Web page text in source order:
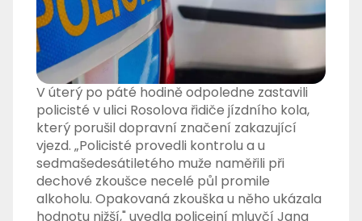
V úterý po páté hodině odpoledne zastavili
policisté v ulici Rosolova řidiče jízdního kola,
který porušil dopravní značení zakazující
vjezd.„Policisté provedli kontrolu a u
sedmašedesátiletého muže naměřili při
dechové zkoušce necelé půl promile
alkoholu. Opakovaná zkouška u něho ukázala
hodnotu nižší,"uvedla policejní mluvčí Jana